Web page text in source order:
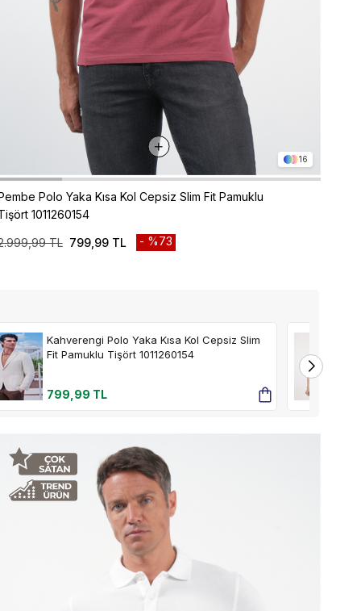
16
Polo Yaka Kısa Kol Cepsiz Slim Fit Pamuklu
1011260154
799,99 TL
TL %73
Kahverengi Polo Yaka Kısa Kol Cepsiz Slim
Fit Pamuklu Tişört 1011260154
799,99 TL